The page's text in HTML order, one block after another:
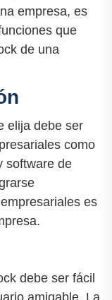
empresa, es
que
de una
elija debe ser
como
software de
es
debe ser fácil